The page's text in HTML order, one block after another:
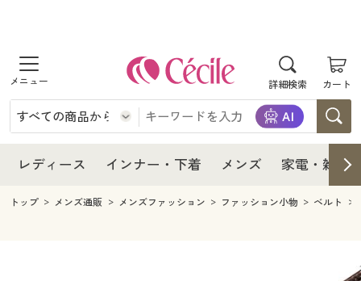
詳細検索 カート
商品を探す
レディース
レディースファッション
インナー・下着
インナー・下着通販すべて
メンズ
レディース インナー・下着 メンズ 家電・雑貨
レディース
レディース通販すべて
レディースファッション
インナー・下着
インナー・下着通販すべて
メンズ
トップ メンズ通販 メンズファッション ファッション小物 ベルト